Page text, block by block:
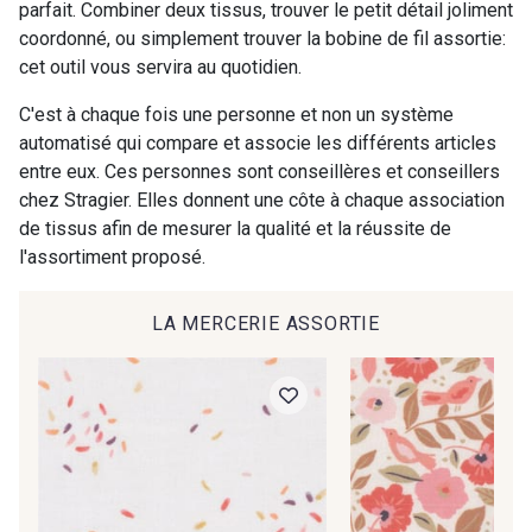
03735 - Framboise givrée 42 - Cayenne
43 - Jaune Safran 44 - Bleu Jeans clair
45 - Menthe 46 - Rose Zéphyr
60 - Noir
39 - Rubis 40 - Marine clair
parfait. Combiner deux tissus, trouver le petit détail joliment
coordonné, ou simplement trouver la bobine de fil assortie:
cet outil vous servira au quotidien.
C'est à chaque fois une personne et non un système
automatisé qui compare et associe les différents articles
entre eux. Ces personnes sont conseillères et conseillers
chez Stragier. Elles donnent une côte à chaque association
de tissus afin de mesurer la qualité et la réussite de
l'assortiment proposé.
LA MERCERIE ASSORTIE
commande !
Pour vous, couture rime avec détente ?
Recevez chaque semaine un clin d’œil rempli de
nouveautés, d’inspirations et de promotions.
Je m'abonne à la newsletter